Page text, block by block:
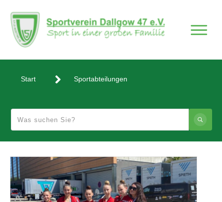
Start Sportabteilungen